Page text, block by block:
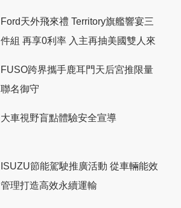
Ford天外飛來禮 Territory旗艦響宴三
件組 再享0利率 入主再抽美國雙人來
FUSO跨界攜手鹿耳門天后宮推限量
聯名御守
大車視野盲點體驗安全宣導
ISUZU節能駕駛推廣活動 從車輛能效
管理打造高效永續運輸